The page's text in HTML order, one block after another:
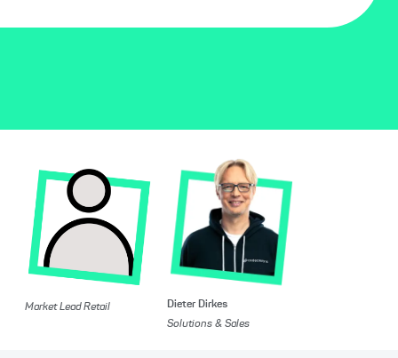
Market Lead Retail
Dieter Dirkes
Solutions & Sales